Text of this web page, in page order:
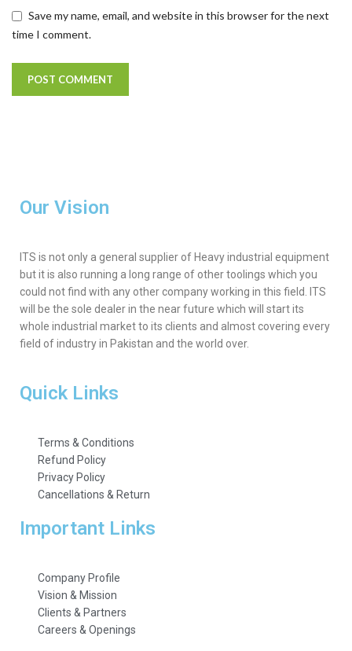
Save my name, email, and website in this browser for the next
time I comment.
Our Vision
ITS is not only a general supplier of Heavy industrial equipment
but it is also running a long range of other toolings which you
could not find with any other company working in this field. ITS
will be the sole dealer in the near future which will start its
whole industrial market to its clients and almost covering every
field of industry in Pakistan and the world over.
Quick Links
Terms & Conditions
Refund Policy
Privacy Policy
Cancellations & Return
Important Links
Company Profile
Vision & Mission
Clients & Partners
Careers & Openings